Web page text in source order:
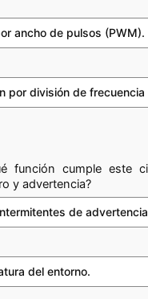
ancho de pulsos (PWM).
por división de frecuencia
función cumple este
y advertencia?
de
del entorno.